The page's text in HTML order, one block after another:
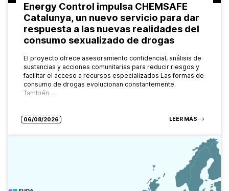
Energy Control impulsa CHEMSAFE
Catalunya, un nuevo servicio para dar
respuesta a las nuevas realidades del
consumo sexualizado de drogas
El proyecto ofrece asesoramiento confidencial, análisis de
sustancias y acciones comunitarias para reducir riesgos y
facilitar el acceso a recursos especializados Las formas de
consumo de drogas evolucionan constantemente.
También…
06/08/2026 LEER MÁS